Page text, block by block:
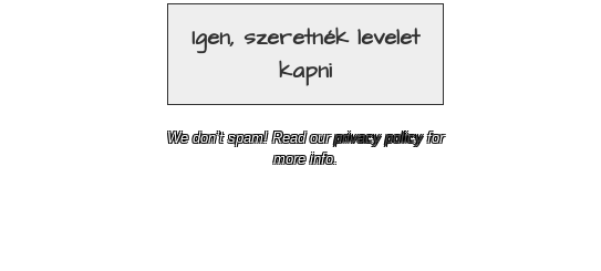
We don’t spam! Read ourprivacy policyfor
more info.